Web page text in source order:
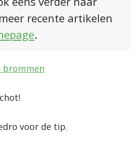
recente artikelen
.
voor de tip.